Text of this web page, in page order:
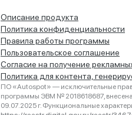
Описание продукта
Политика конфиденциальности
Правила работы программы
Пользовательское соглашение
Согласие на получение
Политика для контента,
ПО «Autospot» — исключительные
программы ЭВМ № 2018618687,
09.07.2025 г. Функциональные